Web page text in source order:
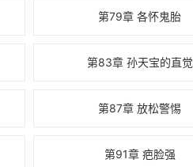
第79章 各怀鬼胎
第83章 孙天宝的直觉
第87章 放松警惕
第91章 疤脸强